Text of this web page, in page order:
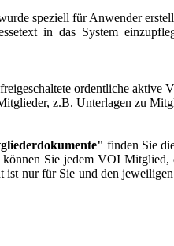
speziell für Anwender
in das System
ordentliche aktive
z.B. Unterlagen zu
finden Sie
Sie jedem VOI Mitglied,
nur für Sie und den